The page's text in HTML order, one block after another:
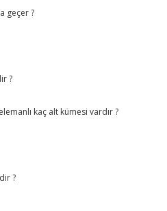
geçer ?
?
kaç alt kümesi vardır ?
?